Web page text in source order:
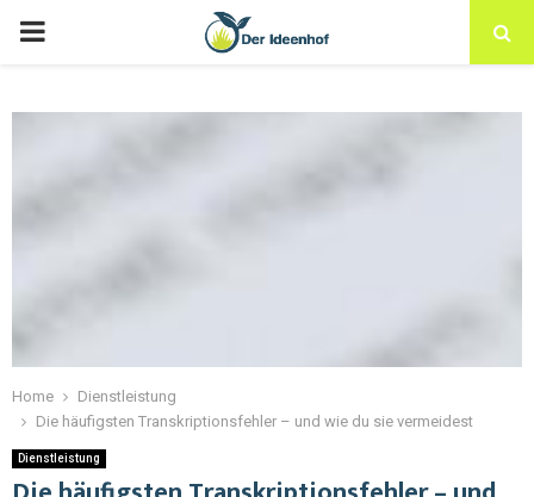
Home
Dienstleistung
Die häufigsten Transkriptionsfehler – und wie du sie vermeidest
Dienstleistung